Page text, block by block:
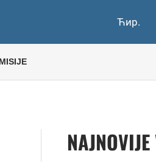
Ћир.